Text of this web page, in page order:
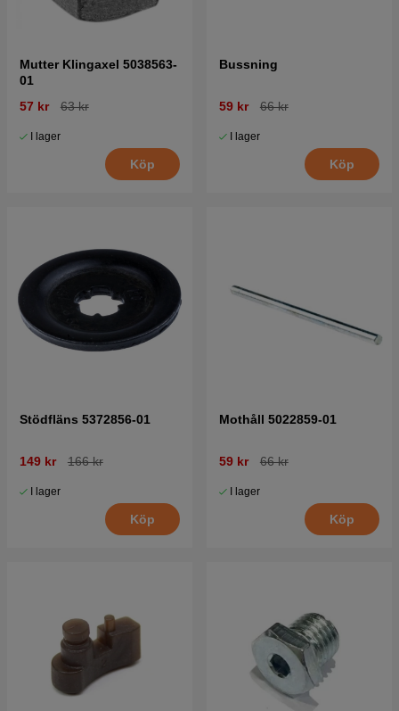
Mutter Klingaxel 5038563-
01
57 kr
63 kr
I lager
Köp
Bussning
59 kr 66 kr
I lager
Köp
Stödfläns 5372856-01
149 kr 166 kr
I lager
Köp
Mothåll 5022859-01
59 kr 66 kr
I lager
Köp